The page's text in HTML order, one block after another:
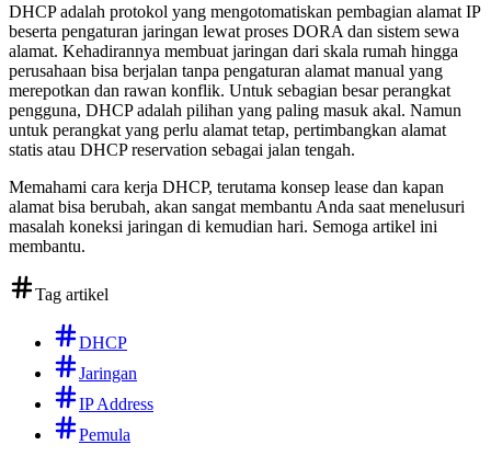
DHCP adalah protokol yang mengotomatiskan pembagian alamat IP
beserta pengaturan jaringan lewat proses DORA dan sistem sewa
alamat. Kehadirannya membuat jaringan dari skala rumah hingga
perusahaan bisa berjalan tanpa pengaturan alamat manual yang
merepotkan dan rawan konflik. Untuk sebagian besar perangkat
pengguna, DHCP adalah pilihan yang paling masuk akal. Namun
untuk perangkat yang perlu alamat tetap, pertimbangkan alamat
statis atau DHCP reservation sebagai jalan tengah.
Memahami cara kerja DHCP, terutama konsep lease dan kapan
alamat bisa berubah, akan sangat membantu Anda saat menelusuri
masalah koneksi jaringan di kemudian hari. Semoga artikel ini
membantu.
Tag artikel
DHCP
Jaringan
IP Address
Pemula